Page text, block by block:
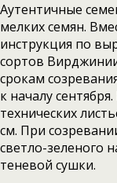
Аутентичные
мелких семян.
инструкция по
сортов
срокам
к началу
технических
см. При
светло-зеленого
теневой сушки.